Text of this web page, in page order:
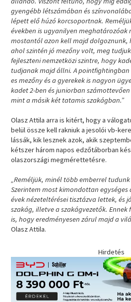
gyengébb létszámában és
lépett elő húzó korcsoportnak.
években is ugyanilyen
mostantól azon kell majd dolgoznunk,
ahol szintén jó mezőny volt, meg
fejleszteni nemzetközi szintre, hogy
tudjanak majd állni. A pointfightingban
es mezőny és a gyerekek is nagyon
kadet 2-ben és juniorban
mint a másik két tatamis szakágban.”
Olasz Attila arra is kitért, hogy a
belül össze kell rakniuk a jesolói vb-
lássák, kik lesznek azok, akik
kétszer három napos edzőtáborban
olaszországi megmérettetésre.
„Reméljük, minél több emberrel
Szerintem most kimondottan
évek nézeteltérései tisztázva lettek, és
szakág, illetve a szakágvezetők.
is, hogy eredményesen zárul majd a
Olasz Attila.
Hirdetés